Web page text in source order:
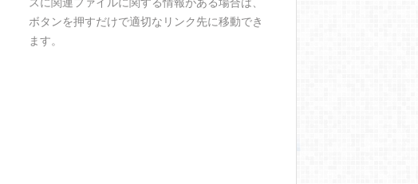
ボタンを押すだけで適切なリンク先に移動でき
ます。